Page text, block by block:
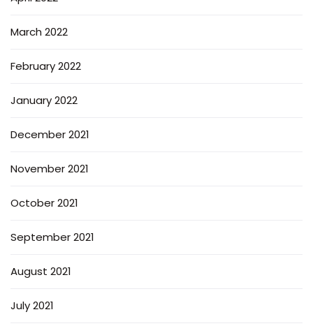
March 2022
February 2022
January 2022
December 2021
November 2021
October 2021
September 2021
August 2021
July 2021